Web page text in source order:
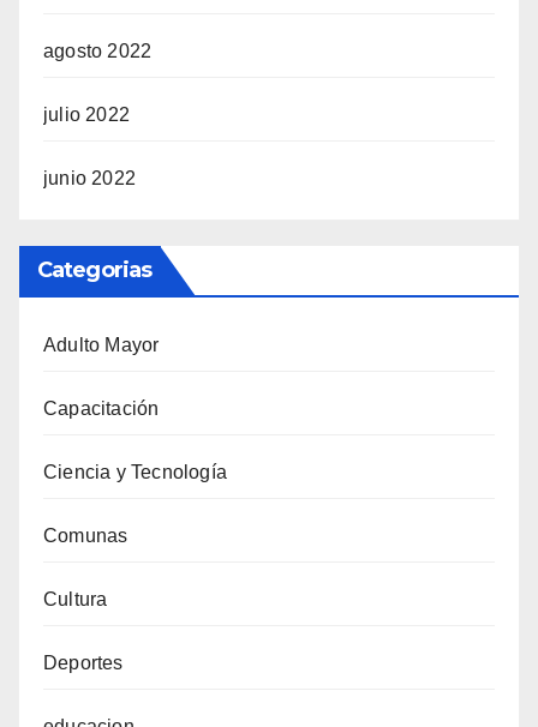
agosto 2022
julio 2022
junio 2022
Categorias
Adulto Mayor
Capacitación
Ciencia y Tecnología
Comunas
Cultura
Deportes